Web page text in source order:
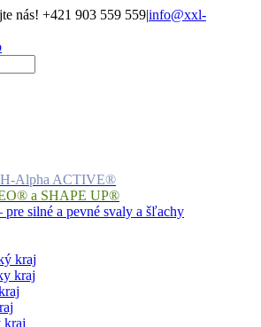
nás! +421 903 559 559|info@xxl-
Alpha ACTIVE®
a SHAPE UP®
silné a pevné svaly a šľachy
kraj
kraj
kraj